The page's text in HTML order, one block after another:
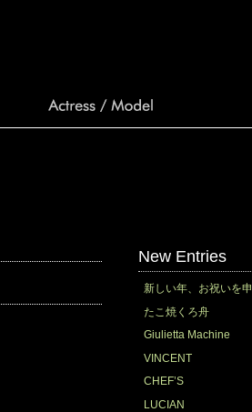
New Entries
新しい年、お祝いを
たこ焼くろ舟
Giulietta Machine
VINCENT
CHEF’S
LUCIAN